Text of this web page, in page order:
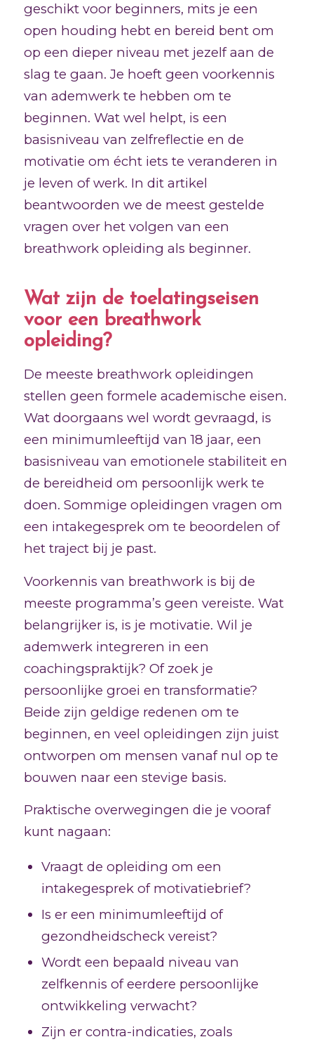
geschikt voor beginners, mits je een
open houding hebt en bereid bent om
op een dieper niveau met jezelf aan de
slag te gaan. Je hoeft geen voorkennis
van ademwerk te hebben om te
beginnen. Wat wel helpt, is een
basisniveau van zelfreflectie en de
motivatie om écht iets te veranderen in
je leven of werk. In dit artikel
beantwoorden we de meest gestelde
vragen over het volgen van een
breathwork opleiding als beginner.
Wat zijn de toelatingseisen
voor een breathwork
opleiding?
De meeste breathwork opleidingen
stellen geen formele academische eisen.
Wat doorgaans wel wordt gevraagd, is
een minimumleeftijd van 18 jaar, een
basisniveau van emotionele stabiliteit en
de bereidheid om persoonlijk werk te
doen. Sommige opleidingen vragen om
een intakegesprek om te beoordelen of
het traject bij je past.
Voorkennis van breathwork is bij de
meeste programma’s geen vereiste. Wat
belangrijker is, is je motivatie. Wil je
ademwerk integreren in een
coachingspraktijk? Of zoek je
persoonlijke groei en transformatie?
Beide zijn geldige redenen om te
beginnen, en veel opleidingen zijn juist
ontworpen om mensen vanaf nul op te
bouwen naar een stevige basis.
Praktische overwegingen die je vooraf
kunt nagaan:
Vraagt de opleiding om een
intakegesprek of motivatiebrief?
Is er een minimumleeftijd of
gezondheidscheck vereist?
Wordt een bepaald niveau van
zelfkennis of eerdere persoonlijke
ontwikkeling verwacht?
Zijn er contra-indicaties, zoals